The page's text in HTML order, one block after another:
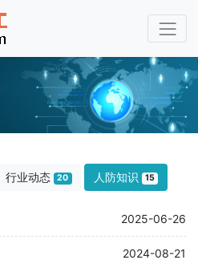
行业动态 20 人防知识 15
2025-06-26
2024-08-21